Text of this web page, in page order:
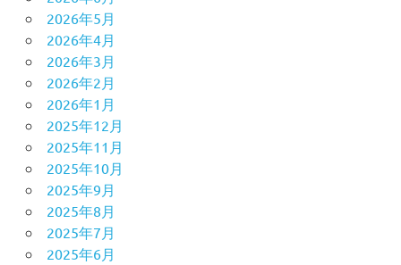
2026年5月
2026年4月
2026年3月
2026年2月
2026年1月
2025年12月
2025年11月
2025年10月
2025年9月
2025年8月
2025年7月
2025年6月